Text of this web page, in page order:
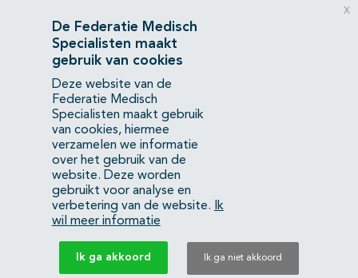
Privacyverklaring
Contact
Mercatorlaan 1200
3528 BL Utrecht
(088) 505 34 34
info@richtlijnendatabase.nl
YouTubeLinkedIn
KvK Federatie Medisch Specialisten:40483480
Privacyverklaring
De Federatie Medisch
Specialisten maakt
gebruik van cookies
Deze website van de
Federatie Medisch
Specialisten maakt gebruik
van cookies, hiermee
verzamelen we informatie
over het gebruik van de
website. Deze worden
gebruikt voor analyse en
verbetering van de website.
Ik
wil meer informatie
Ik ga akkoord Ik ga niet akkoord
x